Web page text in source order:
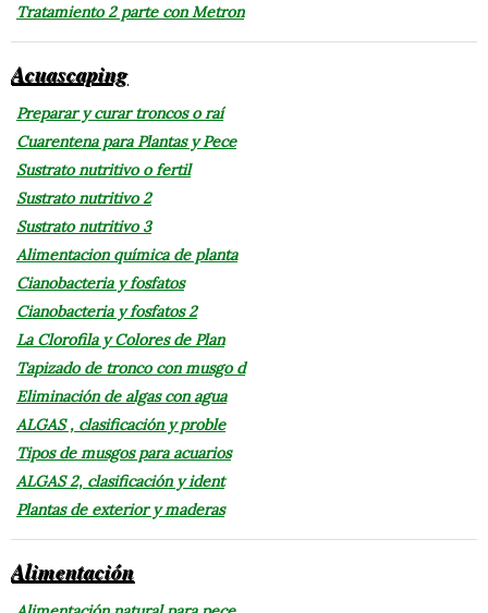
Tratamiento 2 parte con Metron
Acuascaping
Preparar y curar troncos o raí
Cuarentena para Plantas y Pece
Sustrato nutritivo o fertil
Sustrato nutritivo 2
Sustrato nutritivo 3
Alimentacion química de planta
Cianobacteria y fosfatos
Cianobacteria y fosfatos 2
La Clorofila y Colores de Plan
Tapizado de tronco con musgo d
Eliminación de algas con agua
ALGAS , clasificación y proble
Tipos de musgos para acuarios
ALGAS 2, clasificación y ident
Plantas de exterior y maderas
Alimentación